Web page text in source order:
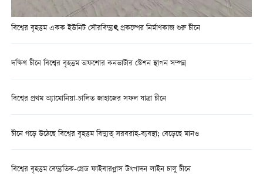
বিশ্বের বৃহত্তম একক ইউনিট সৌরবিদ্যুৎ প্রকল্পের নির্মাণকাজ শুরু চীনে
দক্ষিণ চীনে বিশ্বের বৃহত্তম অফশোর কনভার্টার স্টেশন স্থাপন সম্পন্ন
বিশ্বের প্রথম অ্যামোনিয়া-চালিত জাহাজের সফল যাত্রা চীনে
চীনে গড়ে উঠেছে বিশ্বের বৃহত্তম বিদ্যুত্ সরবরাহ-ব্যবস্থা; বেড়েছে মানও
বিশ্বের বৃহত্তম বৈদ্যুতিক-গ্রেড ফাইবারগ্লাস উৎপাদন লাইন চালু চীনে